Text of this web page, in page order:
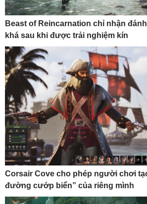
Beast of Reincarnation chỉ nhận
khá sau khi được trải nghiệm kín
Corsair Cove cho phép người chơi
đường cướp biển” của riêng mình